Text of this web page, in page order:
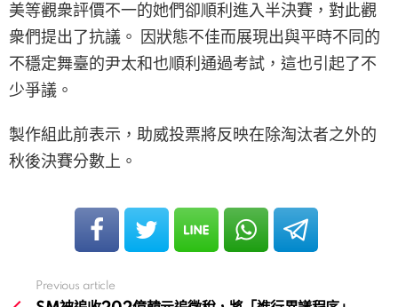
美等觀衆評價不一的她們卻順利進入半決賽，對此觀
衆們提出了抗議。 因狀態不佳而展現出與平時不同的
不穩定舞臺的尹太和也順利通過考試，這也引起了不
少爭議。
製作組此前表示，助威投票將反映在除淘汰者之外的
秋後決賽分數上。
Previous article